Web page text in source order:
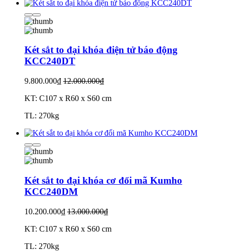
Két sắt to đại khóa điện tử báo động
KCC240DT
9.800.000₫ 12.000.000₫
KT: C107 x R60 x S60 cm
TL: 270kg
Két sắt to đại khóa cơ đổi mã Kumho
KCC240DM
10.200.000₫ 13.000.000₫
KT: C107 x R60 x S60 cm
TL: 270kg